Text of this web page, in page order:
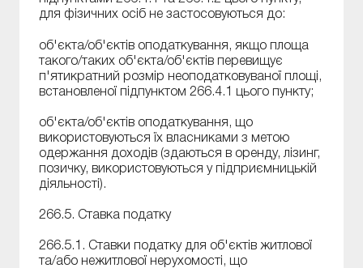
для фізичних осіб не застосовуються до:
об'єкта/об'єктів оподаткування, якщо площа
такого/таких об'єкта/об'єктів перевищує
п'ятикратний розмір неоподатковуваної площі,
встановленої підпунктом 266.4.1 цього пункту;
об'єкта/об'єктів оподаткування, що
використовуються їх власниками з метою
одержання доходів (здаються в оренду, лізинг,
позичку, використовуються у підприємницькій
діяльності).
266.5. Ставка податку
266.5.1. Ставки податку для об'єктів житлової
та/або нежитлової нерухомості, що